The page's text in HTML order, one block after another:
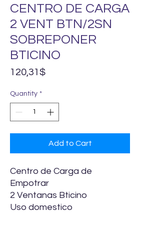
CENTRO DE CARGA
2 VENT BTN/2SN
SOBREPONER
BTICINO
120,31$Price
Quantity *
Add to Cart
Centro de Carga de
Empotrar
2 Ventanas Bticino
Uso domestico